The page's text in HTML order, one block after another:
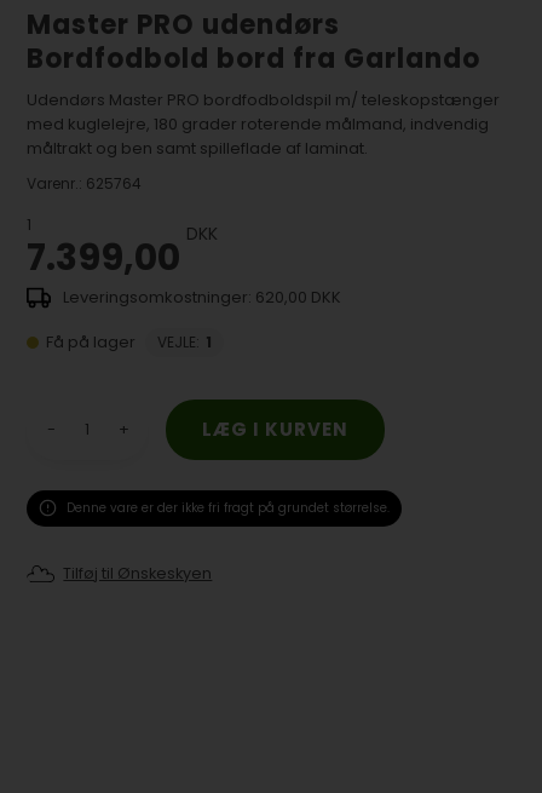
Master PRO udendørs
Bordfodbold bord fra Garlando
Udendørs Master PRO bordfodboldspil m/ teleskopstænger
med kuglelejre, 180 grader roterende målmand, indvendig
måltrakt og ben samt spilleflade af laminat.
Varenr.: 625764
1
7.399,00 DKK
620,00 DKK
Få på lager
VEJLE: 1
- +
Denne vare er der ikke fri fragt på grundet størrelse.
Tilføj til Ønskeskyen